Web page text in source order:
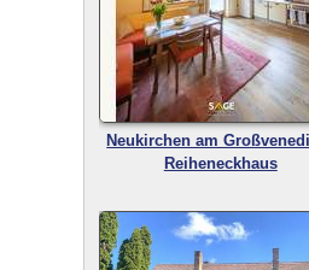
Neukirchen am
Reiheneckhaus